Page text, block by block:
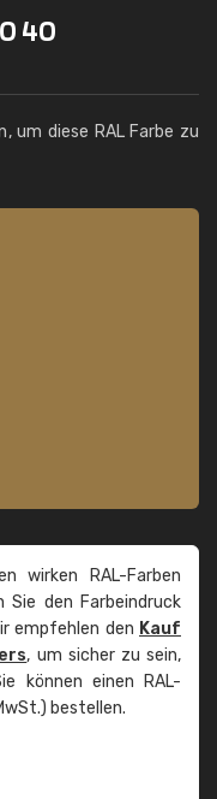
40
um diese RAL Farbe zu
wirken RAL-Farben
den Farbeindruck
empfehlen den Kauf
, um sicher zu sein,
können einen RAL-
bestellen.